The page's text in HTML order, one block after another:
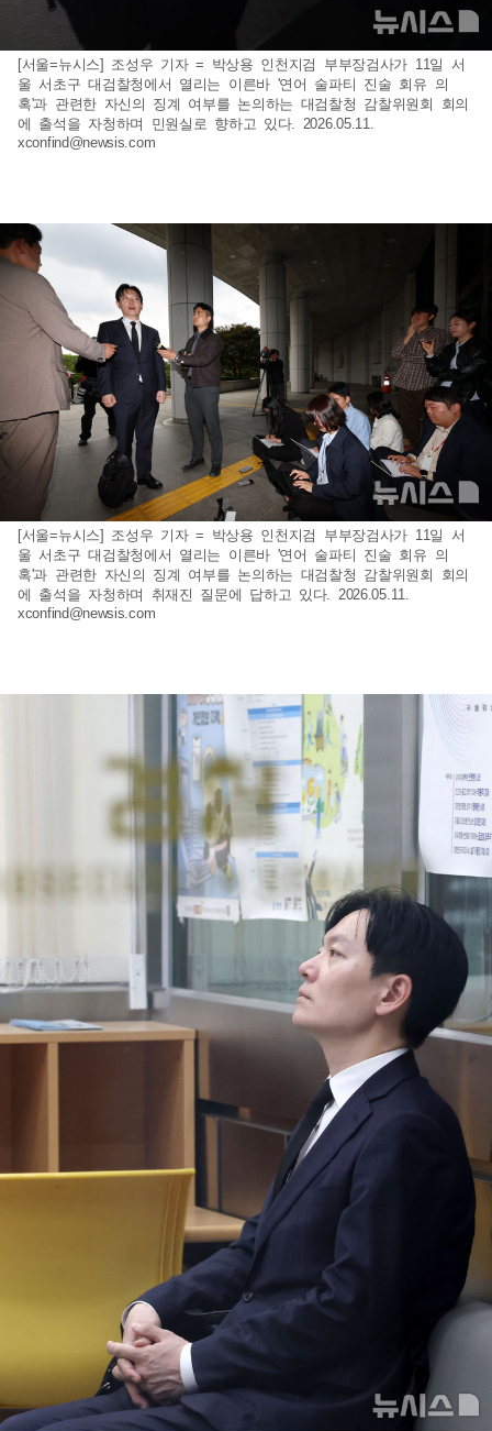
[서울=뉴시스] 조성우 기자 = 박상용 인천지검 부부장검사가 11일 서
울 서초구 대검찰청에서 열리는 이른바 '연어 술파티 진술 회유 의
혹'과 관련한 자신의 징계 여부를 논의하는 대검찰청 감찰위원회 회의
에 출석을 자청하며 민원실로 향하고 있다. 2026.05.11.
xconfind@newsis.com
[서울=뉴시스] 조성우 기자 = 박상용 인천지검 부부장검사가 11일 서
울 서초구 대검찰청에서 열리는 이른바 '연어 술파티 진술 회유 의
혹'과 관련한 자신의 징계 여부를 논의하는 대검찰청 감찰위원회 회의
에 출석을 자청하며 취재진 질문에 답하고 있다. 2026.05.11.
xconfind@newsis.com